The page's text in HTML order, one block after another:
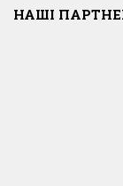
НАШІ